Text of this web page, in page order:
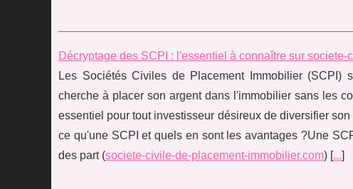
Décryptage des SCPI : l'essentiel à connaître sur
Les Sociétés Civiles de Placement Immobilier (SCPI)
cherche à placer son argent dans l'immobilier sans les
essentiel pour tout investisseur désireux de diversifier
ce qu'une SCPI et quels en sont les avantages ?Une
des part (societe-civile-de-placement-immobilier.com) [...]